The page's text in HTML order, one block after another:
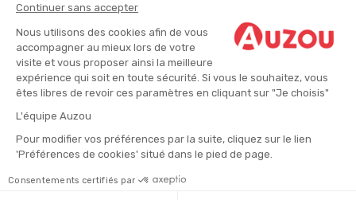
Continuer sans accepter
Nous utilisons des cookies afin de vous
accompagner au mieux lors de votre
visite et vous proposer ainsi la meilleure
expérience qui soit en toute sécurité. Si vous le souhaitez, vous
êtes libres de revoir ces paramètres en cliquant sur "Je choisis"
L'équipe Auzou
Pour modifier vos préférences par la suite, cliquez sur le lien
'Préférences de cookies' situé dans le pied de page.
Consentements certifiés par
Suivre mon colis
Infos consommateur
CGU
CGV
Mentions légales
© 2026 - AUZOU |